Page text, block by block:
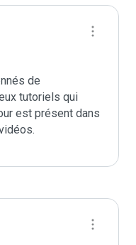
de
tutoriels qui
est présent dans